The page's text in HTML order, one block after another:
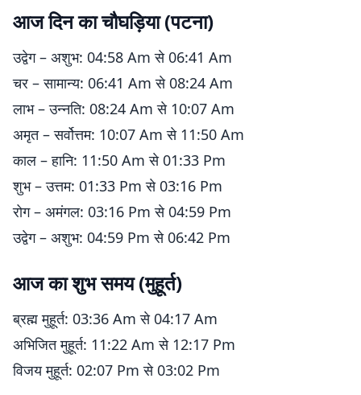
आज दिन का चौघड़िया (पटना)
उद्वेग – अशुभ: 04:58 Am से 06:41 Am
चर – सामान्य: 06:41 Am से 08:24 Am
लाभ – उन्नति: 08:24 Am से 10:07 Am
अमृत – सर्वोत्तम: 10:07 Am से 11:50 Am
काल – हानि: 11:50 Am से 01:33 Pm
शुभ – उत्तम: 01:33 Pm से 03:16 Pm
रोग – अमंगल: 03:16 Pm से 04:59 Pm
उद्वेग – अशुभ: 04:59 Pm से 06:42 Pm
आज का शुभ समय (मुहूर्त)
ब्रह्म मुहूर्त: 03:36 Am से 04:17 Am
अभिजित मुहूर्त: 11:22 Am से 12:17 Pm
विजय मुहूर्त: 02:07 Pm से 03:02 Pm